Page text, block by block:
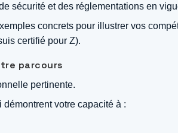
sécurité et des réglementations en
concrets pour illustrer vos
certifié pour Z).
parcours
pertinente.
votre capacité à :